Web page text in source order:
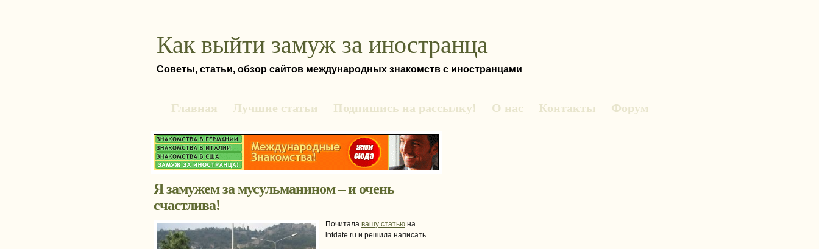
Как выйти замуж за иностранца
Советы, статьи, обзор сайтов международных знакомств с иностранцами
Главная Лучшие статьи Подпишись на рассылку! О нас Контакты Форум
Я замужем за мусульманином – и очень
счастлива!
Почитала вашу статью на
intdate.ru и решила написать.